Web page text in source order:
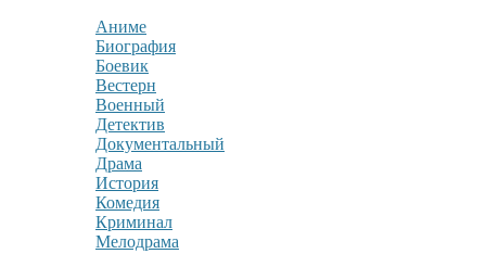
Аниме
Биография
Боевик
Вестерн
Военный
Детектив
Документальный
Драма
История
Комедия
Криминал
Мелодрама